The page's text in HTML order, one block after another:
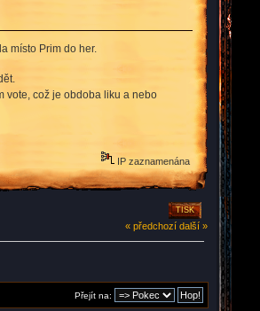
místo Prim do her.
vote, což je obdoba liku a nebo
IP zaznamenána
TISK
« předchozí další »
Přejít na: